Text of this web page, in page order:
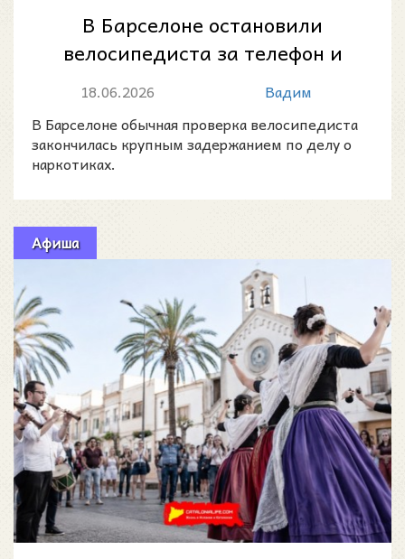
В Барселоне остановили
велосипедиста за телефон и
нашли у него крупную партию
наркотиков
18.06.2026
Вадим
В Барселоне обычная проверка велосипедиста
закончилась крупным задержанием по делу о
наркотиках.
Афиша